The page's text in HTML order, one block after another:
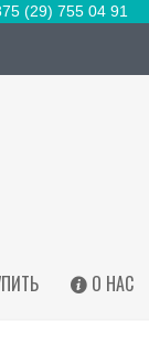
(29) 755 04 91
О НАС